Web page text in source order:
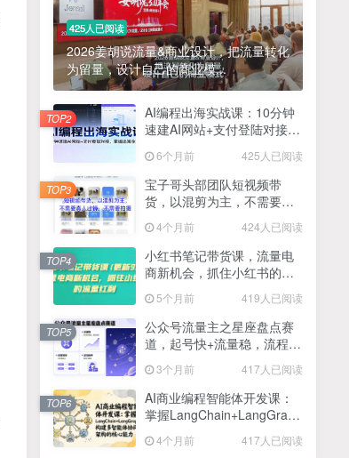
淘宝天猫盈利突破特训营25年12月线下课，系统性的深度剖析电商企业经营之道，打造电商标准化运营体系
3 抓亚马逊漏洞，免去店铺月租，一个流量大竞争小，让你有机会成大卖的赛道
2025最新零撸项目，一部手机就可以操作，20秒一单，零投入纯薅羊毛，无门槛，一天200+【揭秘】
5 线上陪伴项目玩法，聊聊天就有收益的项目，一个月收益5000+
6 全网首发！答案之书网页版，全新玩法，搭配文档和网页，日入1k+零门槛小白首选副业
7 25年7月小红书女粉新玩法，公域转私域变现，日轻松变现2张+，5分钟简单复制好上手
8 情趣内衣暴利玩法，冷门赛道，日入1k+
9 在家就能做的项目，一天轻松300+，操作简单上手快
10 2025年百家号AI图文掘金，手机操作单号月入4-5位数，低门槛【附指令+工具】
抖音情感文案项目玩法，单月涨粉3000+，新手小白也能做
425人已阅读
2026姜胡说流量&商业设计，把流量转化
为留量，设计自己的商业模...
AI编程出海实战课：10分钟
速建AI网站+支付登陆对接，
6个月前 425人已阅读
TOP2
宝子哥头部团队短视频带
货，以混剪为主，不需要真
26年3月】
4个月前 424人已阅读
TOP3
小红书笔记带货课，流量电
商新机会，抓住小红书的流
5个月前 419人已阅读
TOP4
公众号流量主之星座盘点赛
道，起号快+流量稳，流程简
3个月前 417人已阅读
TOP5
AI商业编程智能体开发课：
掌握LangChain+LangGraph
心能力
4个月前 417人已阅读
TOP6